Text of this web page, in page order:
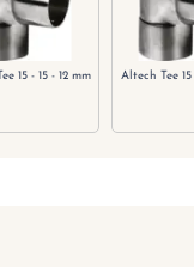
nummer.
15 - 15 - 12 mm Altech Tee 15